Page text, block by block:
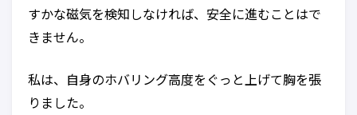
すかな磁気を検知しなければ、安全に進むことはで
きません。
私は、自身のホバリング高度をぐっと上げて胸を張
りました。